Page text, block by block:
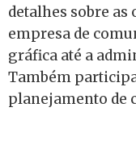
detalhes sobre as
empresa de
gráfica até a
Também
planejamento de